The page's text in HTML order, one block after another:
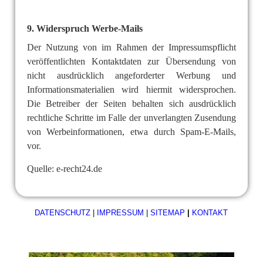
9. Widerspruch Werbe-Mails
Der Nutzung von im Rahmen der Impressumspflicht
veröffentlichten Kontaktdaten zur Übersendung von
nicht ausdrücklich angeforderter Werbung und
Informationsmaterialien wird hiermit widersprochen.
Die Betreiber der Seiten behalten sich ausdrücklich
rechtliche Schritte im Falle der unverlangten Zusendung
von Werbeinformationen, etwa durch Spam-E-Mails,
vor.
Quelle: e-recht24.de
DATENSCHUTZ IMPRESSUM SITEMAP KONTAKT